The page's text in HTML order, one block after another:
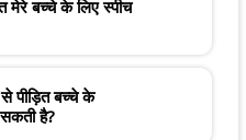
मेरे बच्चे के लिए स्पीच
पीड़ित बच्चे के
है?